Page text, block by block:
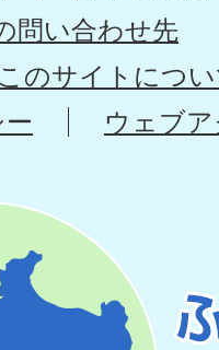
問い合わせ先
このサイトにつ
ウェブ